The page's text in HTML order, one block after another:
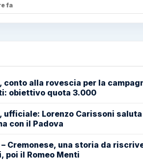
fa
conto alla rovescia per la
obiettivo quota 3.000
ufficiale: Lorenzo Carissoni
con il Padova
Cremonese, una storia da
poi il Romeo Menti